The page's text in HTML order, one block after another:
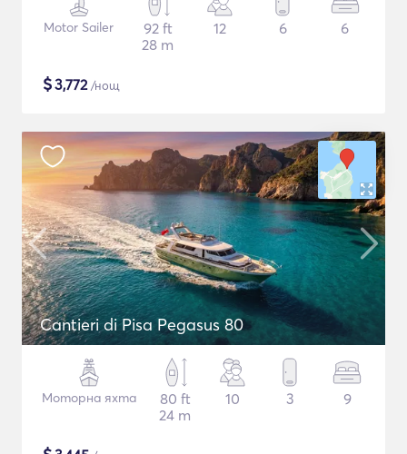
Motor Sailer
92 ft
28 m
12 6 6
$3,772/нощ
Cantieri di Pisa Pegasus 80
Моторна яхта
80 ft
24 m
10 3 9